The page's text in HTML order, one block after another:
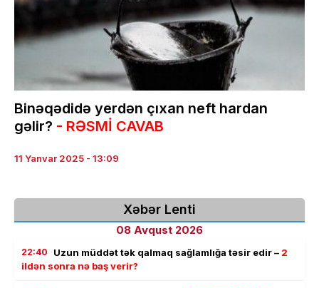
Binəqədidə yerdən çıxan neft hardan
gəlir? - RƏSMİ CAVAB
11 Yanvar 2025 - 13:09
Xəbər Lenti
08 Avqust 2026
22:40 Uzun müddət tək qalmaq sağlamlığa təsir edir – 2
ildən sonra nə baş verir?